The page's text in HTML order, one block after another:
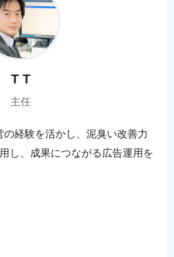
T T
主任
経験を活かし、泥臭い改善力
し、成果につながる広告運用を